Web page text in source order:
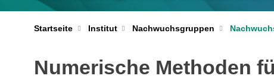
Startseite Institut Nachwuchsgruppen
Numerische Methoden